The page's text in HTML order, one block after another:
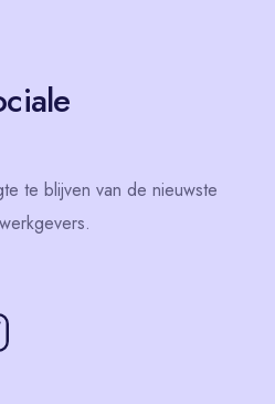
te blijven van de nieuwste